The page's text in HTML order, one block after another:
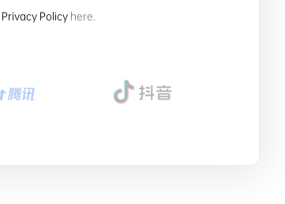
Privacy Policyhere.